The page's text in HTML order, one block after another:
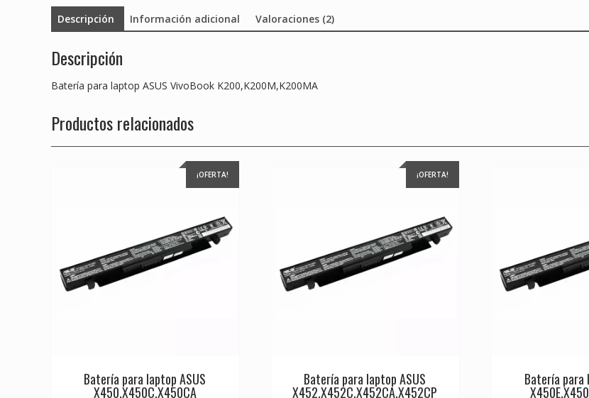
Descripción Información adicional Valoraciones (2)
Descripción
Batería para laptop ASUS VivoBook K200,K200M,K200MA
Productos relacionados
¡OFERTA!
Batería para laptop ASUS
X450,X450C,X450CA
¡OFERTA!
Batería para laptop ASUS
X452,X452C,X452CA,X452CP
Batería para